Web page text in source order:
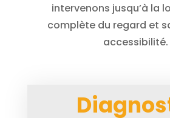
intervenons jusqu’à la
complète du regard et
accessibilité.